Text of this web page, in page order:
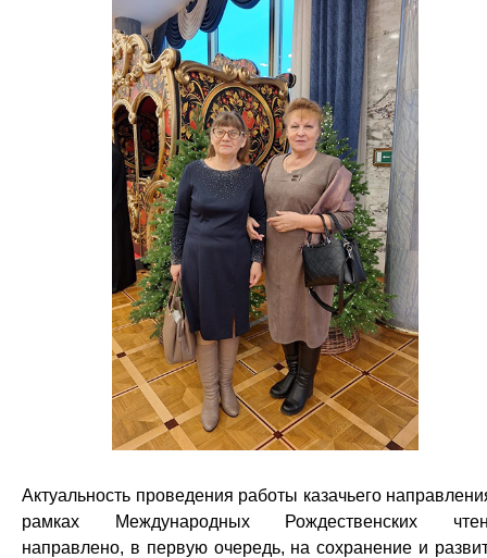
Актуальность проведения работы казачьего
рамках Международных Рождественских
направлено, в первую очередь, на сохранение и